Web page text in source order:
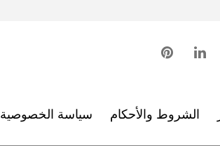
الشروط والأحكام سياسة الخصوصية